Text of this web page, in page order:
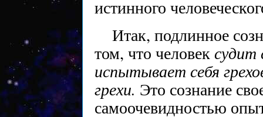
истинного
Итак, подлинное
том, что человексудит
испытывает себя
грехи. Это сознание
самоочевидностью